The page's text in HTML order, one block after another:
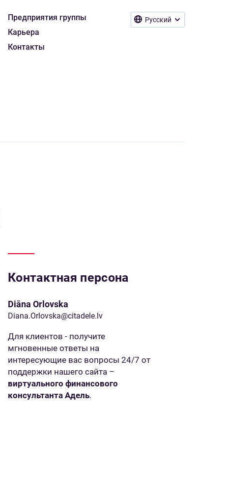
Русский
Предприятия группы
Карьера
Контакты
Контактная персона
Diāna Orlovska
Diana.Orlovska@citadele.lv
Для клиентов - получите
мгновенные ответы на
интересующие вас вопросы 24/7 от
поддержки нашего сайта –
виртуального финансового
консультанта Адель.